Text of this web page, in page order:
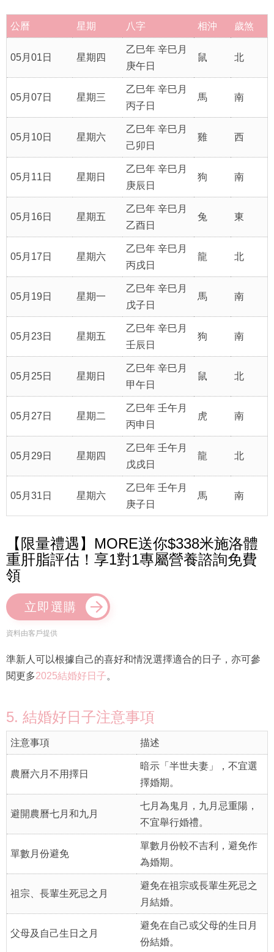
公曆 星期 八字 相沖 歲煞
05月01日 星期四
乙巳年 辛巳月
庚午日
鼠 北
05月07日 星期三
乙巳年 辛巳月
丙子日
馬 南
05月10日 星期六
乙巳年 辛巳月
己卯日
雞 西
05月11日 星期日
乙巳年 辛巳月
庚辰日
狗 南
05月16日 星期五
乙巳年 辛巳月
乙酉日
兔 東
05月17日 星期六
乙巳年 辛巳月
丙戌日
龍 北
05月19日 星期一
乙巳年 辛巳月
戊子日
馬 南
05月23日 星期五
乙巳年 辛巳月
壬辰日
狗 南
05月25日 星期日
乙巳年 辛巳月
甲午日
鼠 北
05月27日 星期二
乙巳年 壬午月
丙申日
虎 南
05月29日 星期四
乙巳年 壬午月
戊戌日
龍 北
05月31日 星期六
乙巳年 壬午月
庚子日
馬 南
【限量禮遇】MORE送你$338米施洛體
重肝脂評估！享1對1專屬營養諮詢免費
領
立即選購
資料由客戶提供
準新人可以根據自己的喜好和情況選擇適合的日子，亦可參
閱更多2025結婚好日子。
5. 結婚好日子注意事項
注意事項 描述
農曆六月不用擇日
暗示「半世夫妻」，不宜選
擇婚期。
避開農曆七月和九月
七月為鬼月，九月忌重陽，
不宜舉行婚禮。
單數月份避免
單數月份較不吉利，避免作
為婚期。
祖宗、長輩生死忌之月
避免在祖宗或長輩生死忌之
月結婚。
父母及自己生日之月
避免在自己或父母的生日月
份結婚。